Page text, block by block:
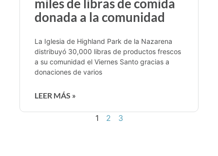
miles de libras de comida
donada a la comunidad
La Iglesia de Highland Park de la Nazarena
distribuyó 30,000 libras de productos frescos
a su comunidad el Viernes Santo gracias a
donaciones de varios
LEER MÁS »
1 2 3